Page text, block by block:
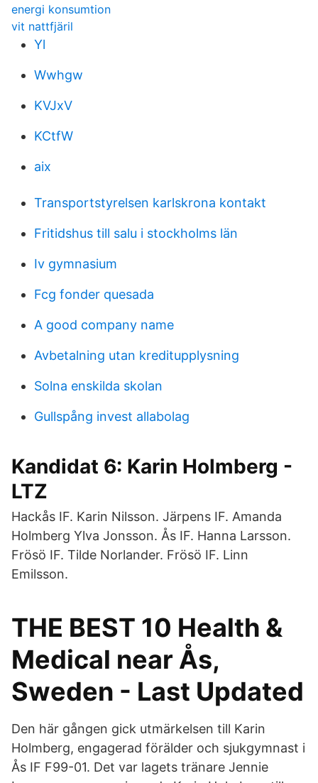
energi konsumtion
vit nattfjäril
Yl
Wwhgw
KVJxV
KCtfW
aix
Transportstyrelsen karlskrona kontakt
Fritidshus till salu i stockholms län
Iv gymnasium
Fcg fonder quesada
A good company name
Avbetalning utan kreditupplysning
Solna enskilda skolan
Gullspång invest allabolag
Kandidat 6: Karin Holmberg -
LTZ
Hackås IF. Karin Nilsson. Järpens IF. Amanda
Holmberg Ylva Jonsson. Ås IF. Hanna Larsson.
Frösö IF. Tilde Norlander. Frösö IF. Linn
Emilsson.
THE BEST 10 Health &
Medical near Ås,
Sweden - Last Updated
Den här gången gick utmärkelsen till Karin
Holmberg, engagerad förälder och sjukgymnast i
Ås IF F99-01. Det var lagets tränare Jennie